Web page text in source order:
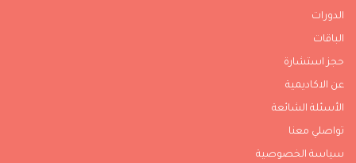
الدورات
الباقات
حجز استشارة
عن الاكاديمية
الأسئلة الشائعة
تواصلي معنا
سياسة الخصوصية